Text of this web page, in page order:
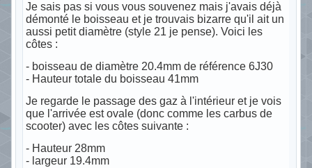
Je sais pas si vous vous souvenez mais j'avais déjà
démonté le boisseau et je trouvais bizarre qu'il ait un
aussi petit diamètre (style 21 je pense). Voici les
côtes :
- boisseau de diamètre 20.4mm de référence 6J30
- Hauteur totale du boisseau 41mm
Je regarde le passage des gaz à l'intérieur et je vois
que l'arrivée est ovale (donc comme les carbus de
scooter) avec les côtes suivante :
- Hauteur 28mm
- largeur 19.4mm